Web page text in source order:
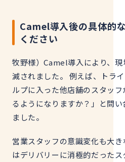
Camel導入後の具体的
ください
牧野様）Camel導入により、
減されました。 例えば、トラ
ルプに入った他店舗のスタッ
るようになりますか？」と問
ました。
営業スタッフの意識変化も大
はデリバリーに消極的だった